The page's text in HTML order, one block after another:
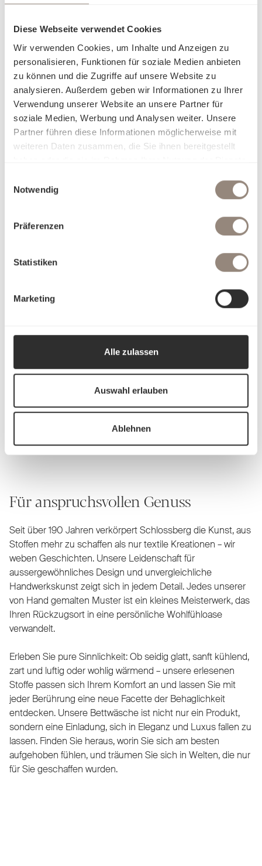
Diese Webseite verwendet Cookies
Wir verwenden Cookies, um Inhalte und Anzeigen zu
personalisieren, Funktionen für soziale Medien anbieten
zu können und die Zugriffe auf unsere Website zu
analysieren. Außerdem geben wir Informationen zu Ihrer
Verwendung unserer Website an unsere Partner für
soziale Medien, Werbung und Analysen weiter. Unsere
Partner führen diese Informationen möglicherweise mit
weiteren Daten zusammen, die Sie ihnen bereitgestellt
Notwendig
Präferenzen
Statistiken
Marketing
Alle zulassen
Auswahl erlauben
Ablehnen
Ressourcen umgehen möchte, findet in Satin Organic eine
schenkt ein angenehm leichtes Schlafgefühl und bewahrt
ihre Weichheit über viele Nächte hinweg. Die sorgfältige
Verarbeitung und die mercerisierte Veredelung verleihen
dem Gewebe einen natürlichen, matten Glanz, der Farben
harmonisch und klar zur Geltung bringt. Satin Organic
verbindet zeitlose Eleganz mit einem bewussten Anspruch
– für alle, die sich in ihrem Zuhause nicht nur wohlfühlen,
sondern auch verantwortungsvoll entscheiden möchten.
soziale Standards
Charakteristische, matt-glänzende Optik
Hypoallergen & besonders hautfreundlich
Schlossberg Bettwäsche
Für anspruchsvollen Genuss
Seit über 190 Jahren verkörpert Schlossberg die Kunst, aus
Stoffen mehr zu schaffen als nur textile Kreationen – wir
weben Geschichten. Unsere Leidenschaft für
aussergewöhnliches Design und unvergleichliche
Handwerkskunst zeigt sich in jedem Detail. Jedes unserer
von Hand gemalten Muster ist ein kleines Meisterwerk, das
Ihren Rückzugsort in eine persönliche Wohlfühloase
verwandelt.
Erleben Sie pure Sinnlichkeit: Ob seidig glatt, sanft kühlend,
zart und luftig oder wohlig wärmend – unsere erlesenen
Stoffe passen sich Ihrem Komfort an und lassen Sie mit
jeder Berührung eine neue Facette der Behaglichkeit
entdecken. Unsere Bettwäsche ist nicht nur ein Produkt,
sondern eine Einladung, sich in Eleganz und Luxus fallen zu
lassen. Finden Sie heraus, worin Sie sich am besten
aufgehoben fühlen, und träumen Sie sich in Welten, die nur
für Sie geschaffen wurden.